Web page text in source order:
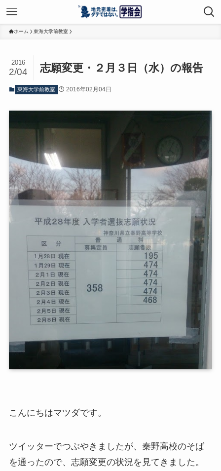
ホーム 東海大学前教室
志願変更・２月３日（水）の報告
2016
2/04
東海大学前教室 2016年02月04日
こんにちはマツダです。
ツイッターでつぶやきましたが、秦野高校のそば
を通ったので、志願変更の状況を見てきました。